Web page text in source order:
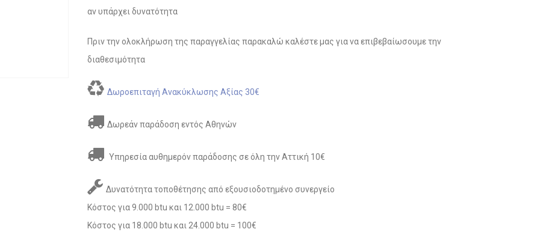
αν υπάρχει δυνατότητα
Πριν την ολοκλήρωση της παραγγελίας παρακαλώ καλέστε μας για να επιβεβαίωσουμε την
διαθεσιμότητα
Δωροεπιταγή Ανακύκλωσης Αξίας 30€
Δωρεάν παράδοση εντός Αθηνών
Υπηρεσία αυθημερόν παράδοσης σε όλη την Αττική 10€
Δυνατότητα τοποθέτησης από εξουσιοδοτημένο συνεργείο
Κόστος για 9.000 btu και 12.000 btu = 80€
Κόστος για 18.000 btu και 24.000 btu = 100€